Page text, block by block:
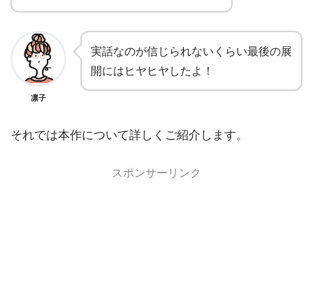
凛子
実話なのが信じられないくらい最後の展
開にはヒヤヒヤしたよ！
それでは本作について詳しくご紹介します。
スポンサーリンク